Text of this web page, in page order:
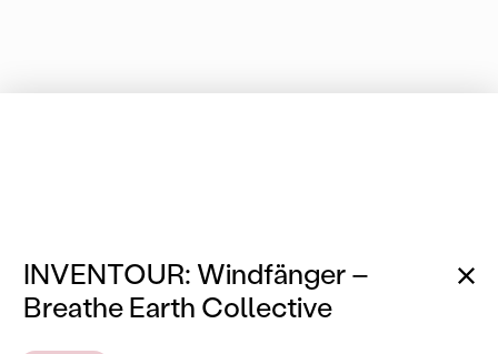
INVENTOUR: Windfänger –
Breathe Earth Collective